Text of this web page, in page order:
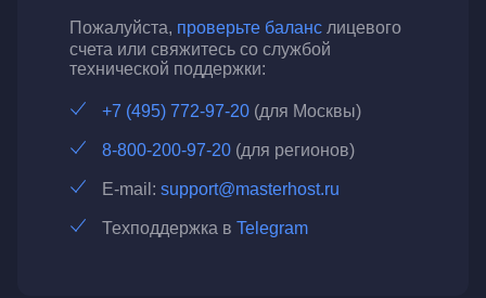
Пожалуйста, проверьте баланс лицевого
счета или свяжитесь со службой
технической поддержки:
+7 (495) 772-97-20 (для Москвы)
8-800-200-97-20 (для регионов)
E-mail: support@masterhost.ru
Техподдержка в Telegram